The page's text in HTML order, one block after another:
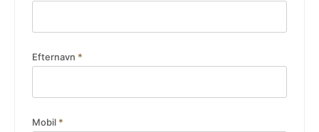
Efternavn *
Mobil *